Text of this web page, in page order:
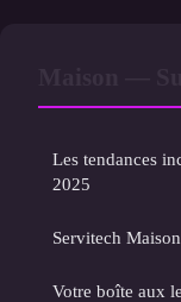
Les tendances
2025
Servitech
Votre boîte aux